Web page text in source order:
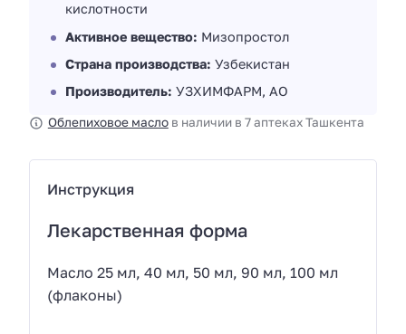
кислотности
Активное вещество: Мизопростол
Страна производства: Узбекистан
Производитель: УЗХИМФАРМ, АО
Облепиховое маслов наличии в 7 аптеках Ташкента
Инструкция
Лекарственная форма
Масло 25 мл, 40 мл, 50 мл, 90 мл, 100 мл
(флаконы)